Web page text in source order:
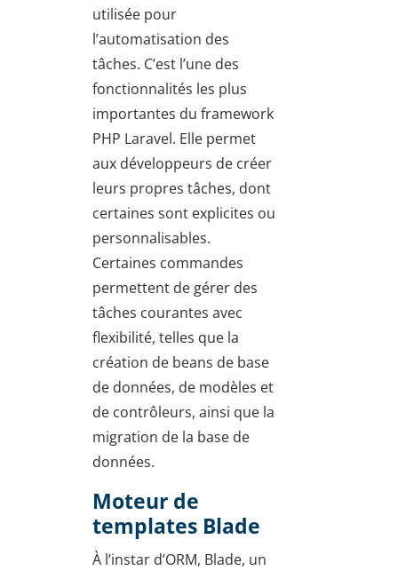
utilisée pour
l’automatisation des
tâches. C’est l’une des
fonctionnalités les plus
importantes du framework
PHP Laravel. Elle permet
aux développeurs de créer
leurs propres tâches, dont
certaines sont explicites ou
personnalisables.
Certaines commandes
permettent de gérer des
tâches courantes avec
flexibilité, telles que la
création de beans de base
de données, de modèles et
de contrôleurs, ainsi que la
migration de la base de
données.
Moteur de
templates Blade
À l’instar d’ORM, Blade, un